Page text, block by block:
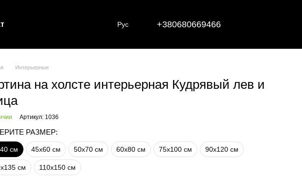
Рус +380680669466
Интерьерные
на холсте интерьерная Кудрявый лев и
Артикул: 1036
РАЗМЕР:
см 45х60 см 50х70 см 60х80 см 75х100 см 90х120 см
см 110х150 см